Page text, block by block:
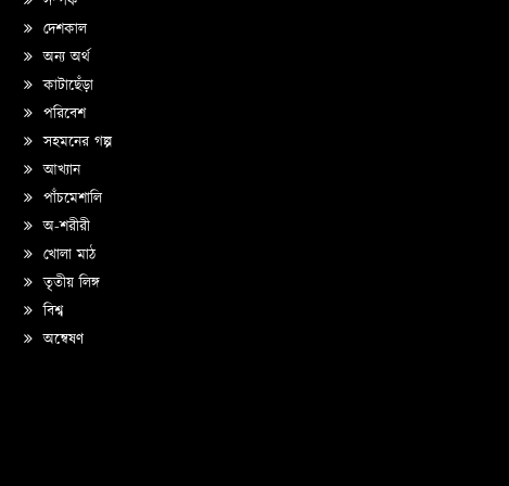
দেশকাল
অন্য অর্থ
কাটাছেঁড়া
পরিবেশ
সহমনের গল্প
আখ্যান
পাঁচমেশালি
অ-শরীরী
খোলা মাঠ
তৃতীয় লিঙ্গ
বিশ্ব
অন্বেষণ